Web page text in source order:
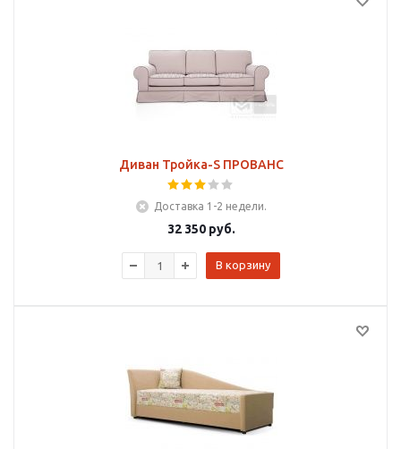
Диван Тройка-S ПРОВАНС
Доставка 1-2 недели.
32 350руб.
В корзину